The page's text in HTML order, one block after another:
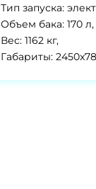
Тип запуска:
Объем бака: 170 л,
Вес: 1162 кг,
Габариты: